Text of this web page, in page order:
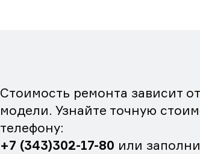
Стоимость ремонта зависит
модели. Узнайте точную
телефону:
+7 (343)302-17-80 или